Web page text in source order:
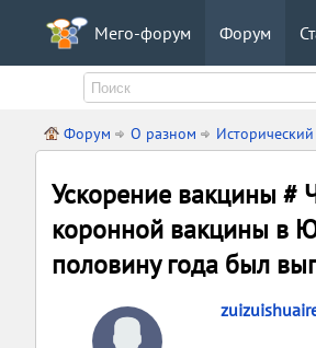
Мего-форум Форум
Форум О разном Исторический
Ускорение вакцины #
коронной вакцины в
половину года был